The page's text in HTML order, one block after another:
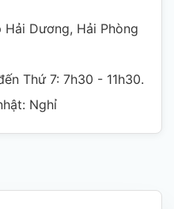
Dương, Hải Phòng
Thứ 7: 7h30 - 11h30.
Nghỉ